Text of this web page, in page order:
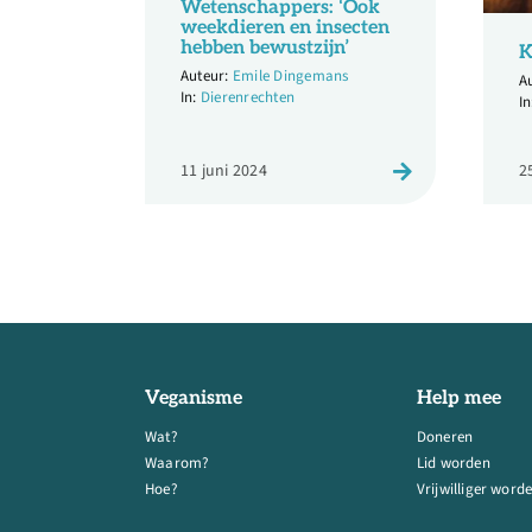
Wetenschappers: ‘Ook
weekdieren en insecten
hebben bewustzijn’
Emile Dingemans
Dierenrechten
11 juni 2024
Veganisme
Wat?
Waarom?
Hoe?
Help mee
Doneren
Lid worden
Vrijwilliger